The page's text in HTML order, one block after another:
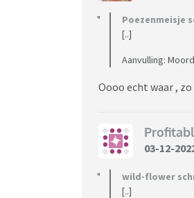
Poezenmeisje
[..]
Aanvulling:
Oooo echt waar ,
03-12-
wild-flower
[..]